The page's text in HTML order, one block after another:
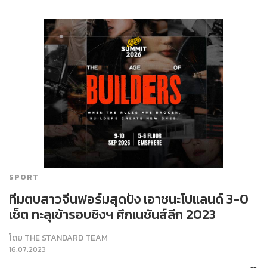
SPORT
ทีมตบสาวจีนฟอร์มสุดปัง เอาชนะโปแลนด์ 3-0
เซ็ต ทะลุเข้ารอบชิงฯ ศึกเนชันส์ลีก 2023
โดย THE STANDARD TEAM
16.07.2023